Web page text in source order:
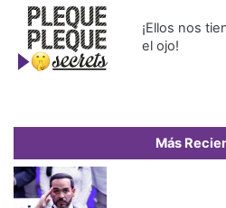
¡Ellos nos
el ojo!
Más